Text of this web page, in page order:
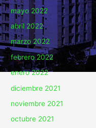
mayo 2022
abril 2022
marzo 2022
febrero 2022
enero 2022
diciembre 2021
noviembre 2021
octubre 2021